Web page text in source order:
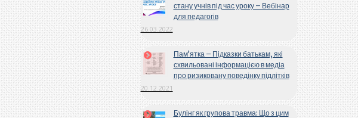
стану учнів під час уроку – Вебінар
для педагогів
26.03.2022
Пам’ятка – Підказки батькам, які
схвильовані інформацією в медіа
про ризиковану поведінку підлітків
20.12.2021
Булінг як групова травма: Що з цим